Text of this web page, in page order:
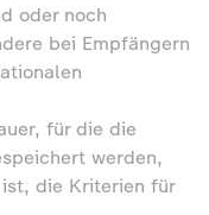
oder noch
bei Empfängern
für die die
werden,
die Kriterien für